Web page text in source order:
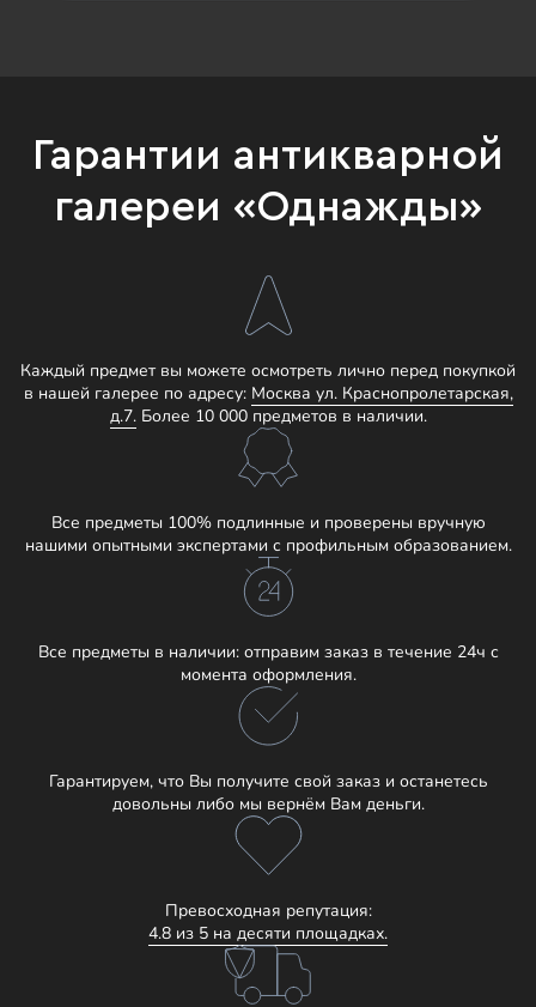
Гарантии антикварной
галереи «Однажды»
Каждый предмет вы можете осмотреть лично перед покупкой
в нашей галерее по адресу: Москва ул. Краснопролетарская,
д.7.Более 10 000 предметов в наличии.
Все предметы 100% подлинные и проверены вручную
нашими опытными экспертами с профильным образованием.
Все предметы в наличии: отправим заказ в течение 24ч с
момента оформления.
Гарантируем, что Вы получите свой заказ и останетесь
довольны либо мы вернём Вам деньги.
Превосходная репутация:
4.8 из 5 на десяти площадках.